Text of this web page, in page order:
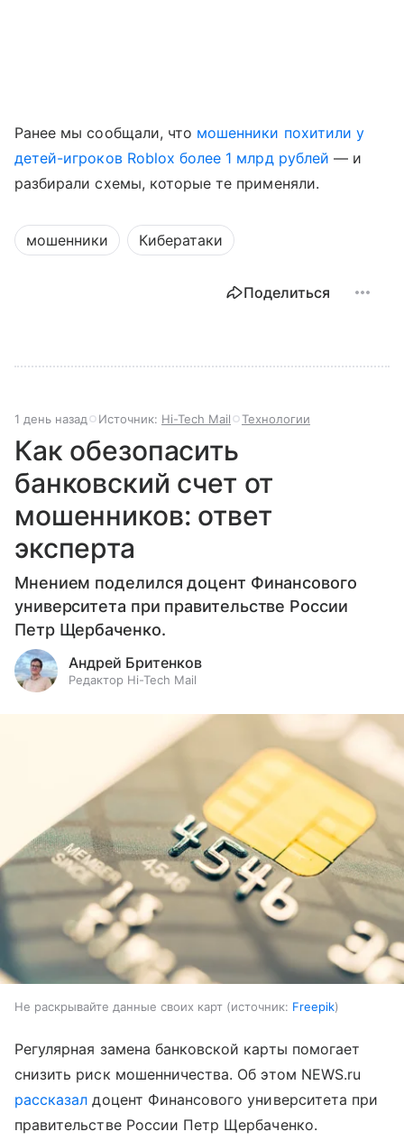
Ранее мы сообщали, что мошенники похитили у
детей-игроков Roblox более 1 млрд рублей — и
разбирали схемы, которые те применяли.
мошенники Кибератаки
Поделиться
1 день назад Источник: Hi-Tech Mail Технологии
Как обезопасить
банковский счет от
мошенников: ответ
эксперта
Мнением поделился доцент Финансового
университета при правительстве России
Петр Щербаченко.
Андрей Бритенков
Редактор Hi-Tech Mail
Не раскрывайте данные своих карт источник: Freepik
Регулярная замена банковской карты помогает
снизить риск мошенничества. Об этом NEWS.ru
рассказал доцент Финансового университета при
правительстве России Петр Щербаченко.